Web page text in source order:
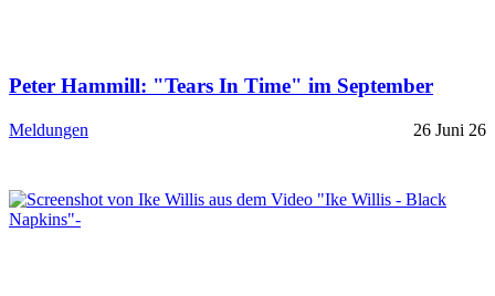
Peter Hammill: "Tears In Time" im September
Meldungen 26 Juni 26